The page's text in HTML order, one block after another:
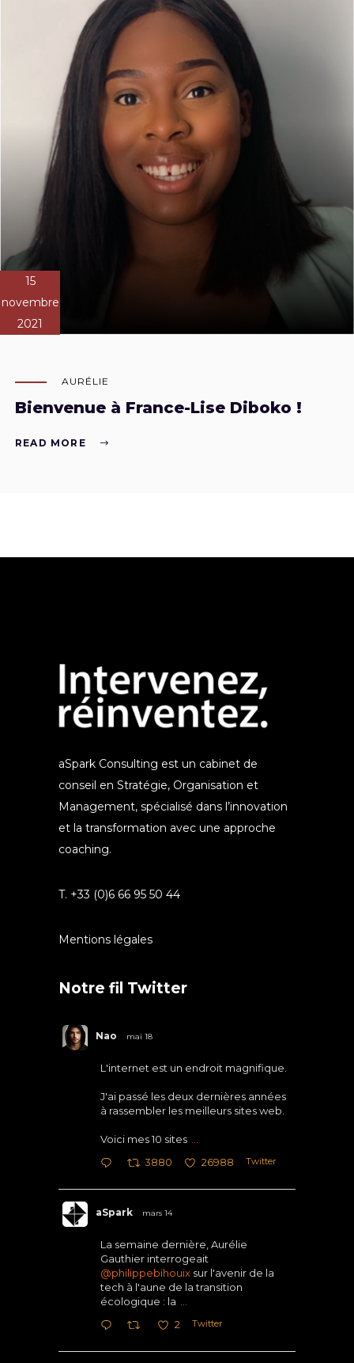
15
novembre
2021
AURÉLIE
Bienvenue à France-Lise Diboko !
READ MORE
aSpark Consulting est un cabinet de
conseil en Stratégie, Organisation et
Management, spécialisé dans l’innovation
et la transformation avec une approche
coaching.
T. +33 (0)6 66 95 50 44
Mentions légales
Notre fil Twitter
Nao mai 18
L'internet est un endroit magnifique.
J'ai passé les deux dernières années
à rassembler les meilleurs sites web.
Voici mes 10 sites
3880 26988 Twitter
aSpark mars 14
La semaine dernière, Aurélie
Gauthier interrogeait
@philippebihouix sur l'avenir de la
tech à l'aune de la transition
écologique : la
2 Twitter